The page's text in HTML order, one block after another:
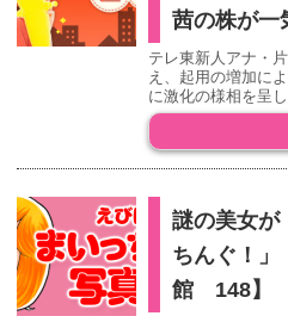
茜の株が一
テレ東新人アナ・
え、起用の増加に
に激化の様相を呈
謎の美女が
ちんぐ！」
館 148】